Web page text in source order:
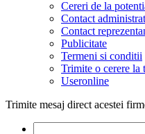
Cereri de la
Contact
Contact
Publicitate
Termeni si conditii
Trimite o cerere la
Useronline
Trimite mesaj direct acestei